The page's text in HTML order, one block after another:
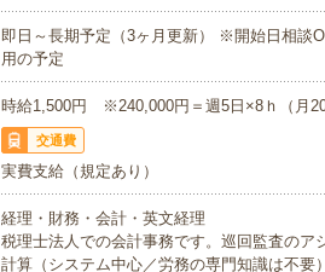
即日～長期予定（3ヶ月更新） ※開始日相
用の予定
時給1,500円 ※240,000円＝週5日×8ｈ（月20
交通費
実費支給（規定あり）
経理・財務・会計・英文経理
税理士法人での会計事務です。巡回監査の
計算（システム中心／労務の専門知識は不要